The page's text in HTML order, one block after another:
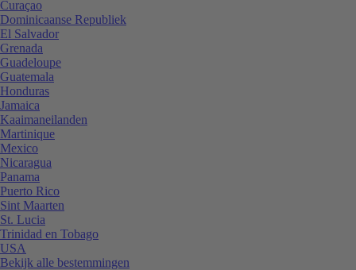
Curaçao
Dominicaanse Republiek
El Salvador
Grenada
Guadeloupe
Guatemala
Honduras
Jamaica
Kaaimaneilanden
Martinique
Mexico
Nicaragua
Panama
Puerto Rico
Sint Maarten
St. Lucia
Trinidad en Tobago
USA
Bekijk alle bestemmingen